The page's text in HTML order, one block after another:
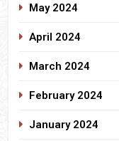
May 2024
April 2024
March 2024
February 2024
January 2024